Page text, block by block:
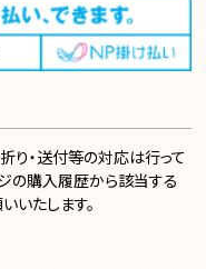
り・送付等の対応は行って
の購入履歴から該当する
いたします。